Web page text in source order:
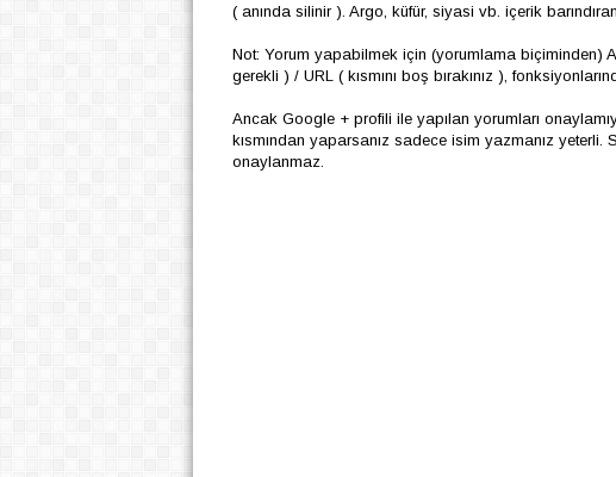
( anında silinir ). Argo, küfür, siyasi vb. içerik
Not: Yorum yapabilmek için (yorumlama biçiminden)
gerekli ) / URL ( kısmını boş bırakınız ),
Ancak Google + profili ile yapılan yorumları
kısmından yaparsanız sadece isim yazmanız yeterli.
onaylanmaz.